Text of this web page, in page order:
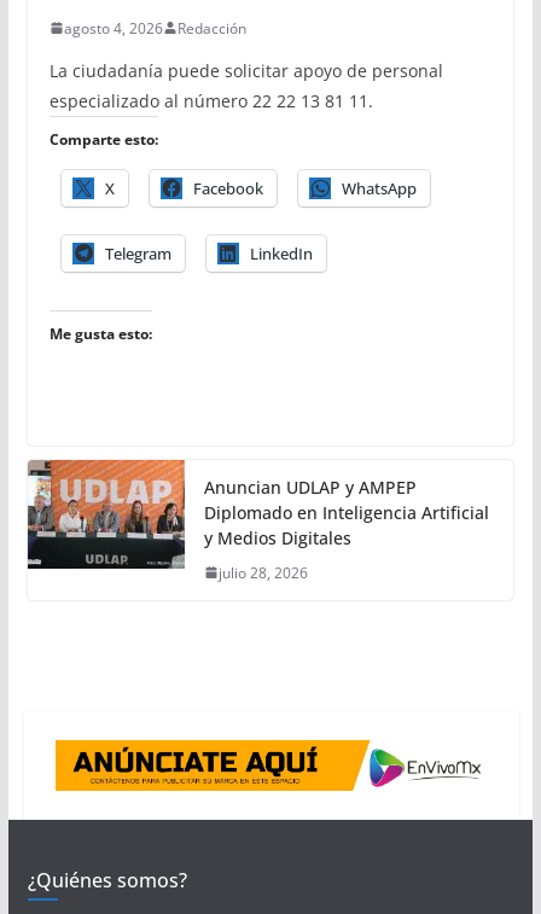
agosto 4, 2026 Redacción
La ciudadanía puede solicitar apoyo de personal
especializado al número 22 22 13 81 11.
Comparte esto:
X Facebook WhatsApp
Telegram LinkedIn
Me gusta esto:
Anuncian UDLAP y AMPEP
Diplomado en Inteligencia Artificial
y Medios Digitales
julio 28, 2026
¿Quiénes somos?